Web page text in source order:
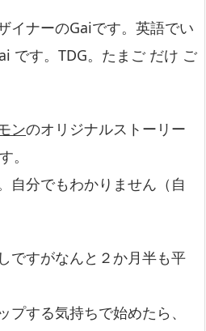
イナーのGaiです。英語でい
です。TDG。たまご だけ ご
ンのオリジナルストーリー
。
自分でもわかりません（自
ですがなんと２か月半も平
プする気持ちで始めたら、